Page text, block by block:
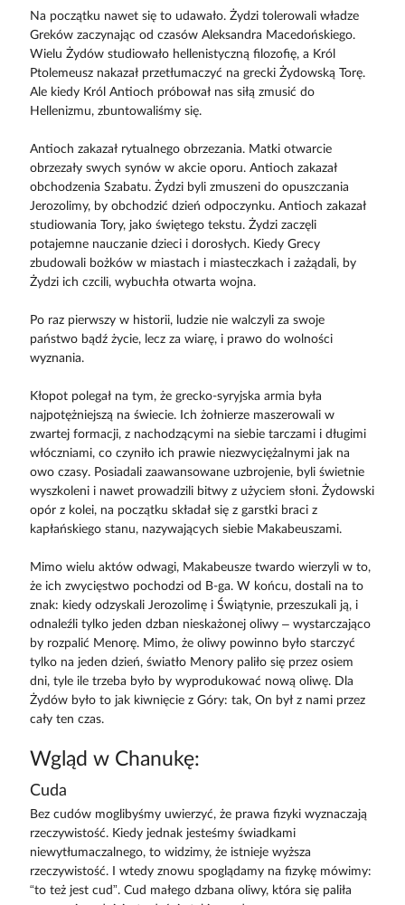
Na początku nawet się to udawało. Żydzi tolerowali władze
Greków zaczynając od czasów Aleksandra Macedońskiego.
Wielu Żydów studiowało hellenistyczną filozofię, a Król
Ptolemeusz nakazał przetłumaczyć na grecki Żydowską Torę.
Ale kiedy Król Antioch próbował nas siłą zmusić do
Hellenizmu, zbuntowaliśmy się.
Antioch zakazał rytualnego obrzezania. Matki otwarcie
obrzezały swych synów w akcie oporu. Antioch zakazał
obchodzenia Szabatu. Żydzi byli zmuszeni do opuszczania
Jerozolimy, by obchodzić dzień odpoczynku. Antioch zakazał
studiowania Tory, jako świętego tekstu. Żydzi zaczęli
potajemne nauczanie dzieci i dorosłych. Kiedy Grecy
zbudowali bożków w miastach i miasteczkach i zażądali, by
Żydzi ich czcili, wybuchła otwarta wojna.
Po raz pierwszy w historii, ludzie nie walczyli za swoje
państwo bądź życie, lecz za wiarę, i prawo do wolności
wyznania.
Kłopot polegał na tym, że grecko-syryjska armia była
najpotężniejszą na świecie. Ich żołnierze maszerowali w
zwartej formacji, z nachodzącymi na siebie tarczami i długimi
włóczniami, co czyniło ich prawie niezwyciężalnymi jak na
owo czasy. Posiadali zaawansowane uzbrojenie, byli świetnie
wyszkoleni i nawet prowadzili bitwy z użyciem słoni. Żydowski
opór z kolei, na początku składał się z garstki braci z
kapłańskiego stanu, nazywających siebie Makabeuszami.
Mimo wielu aktów odwagi, Makabeusze twardo wierzyli w to,
że ich zwycięstwo pochodzi od B-ga. W końcu, dostali na to
znak: kiedy odzyskali Jerozolimę i Świątynie, przeszukali ją, i
odnaleźli tylko jeden dzban nieskażonej oliwy – wystarczająco
by rozpalić Menorę. Mimo, że oliwy powinno było starczyć
tylko na jeden dzień, światło Menory paliło się przez osiem
dni, tyle ile trzeba było by wyprodukować nową oliwę. Dla
Żydów było to jak kiwnięcie z Góry: tak, On był z nami przez
cały ten czas.
Wgląd w Chanukę:
Cuda
Bez cudów moglibyśmy uwierzyć, że prawa fizyki wyznaczają
rzeczywistość. Kiedy jednak jesteśmy świadkami
niewytłumaczalnego, to widzimy, że istnieje wyższa
rzeczywistość. I wtedy znowu spoglądamy na fizykę mówimy:
“to też jest cud”. Cud małego dzbana oliwy, która się paliła